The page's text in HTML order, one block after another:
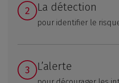
La détection
pour identifier le
L’alerte